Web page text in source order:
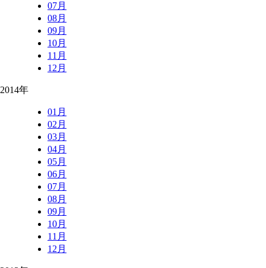
07月
08月
09月
10月
11月
12月
2014年
01月
02月
03月
04月
05月
06月
07月
08月
09月
10月
11月
12月